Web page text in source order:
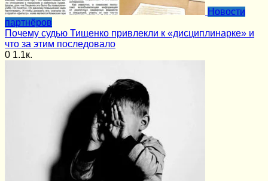
Новости
партнёров
Почему судью Тищенко привлекли к «дисциплинарке» и
что за этим последовало
0 1.1к.